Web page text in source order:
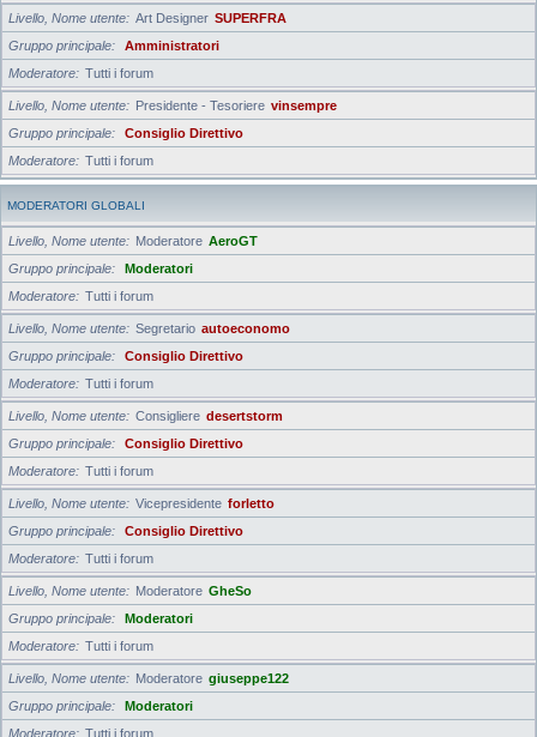
Livello, Nome utente Art Designer SUPERFRA
Gruppo principale
Amministratori
Moderatore
Tutti i forum
Livello, Nome utente Presidente - Tesoriere vinsempre
Gruppo principale
Consiglio Direttivo
Moderatore
Tutti i forum
MODERATORI GLOBALI
Livello, Nome utente Moderatore AeroGT
Gruppo principale
Moderatori
Moderatore
Tutti i forum
Livello, Nome utente Segretario autoeconomo
Gruppo principale
Consiglio Direttivo
Moderatore
Tutti i forum
Livello, Nome utente Consigliere desertstorm
Gruppo principale
Consiglio Direttivo
Moderatore
Tutti i forum
Livello, Nome utente Vicepresidente forletto
Gruppo principale
Consiglio Direttivo
Moderatore
Tutti i forum
Livello, Nome utente Moderatore GheSo
Gruppo principale
Moderatori
Moderatore
Tutti i forum
Livello, Nome utente Moderatore giuseppe122
Gruppo principale
Moderatori
Moderatore
Tutti i forum